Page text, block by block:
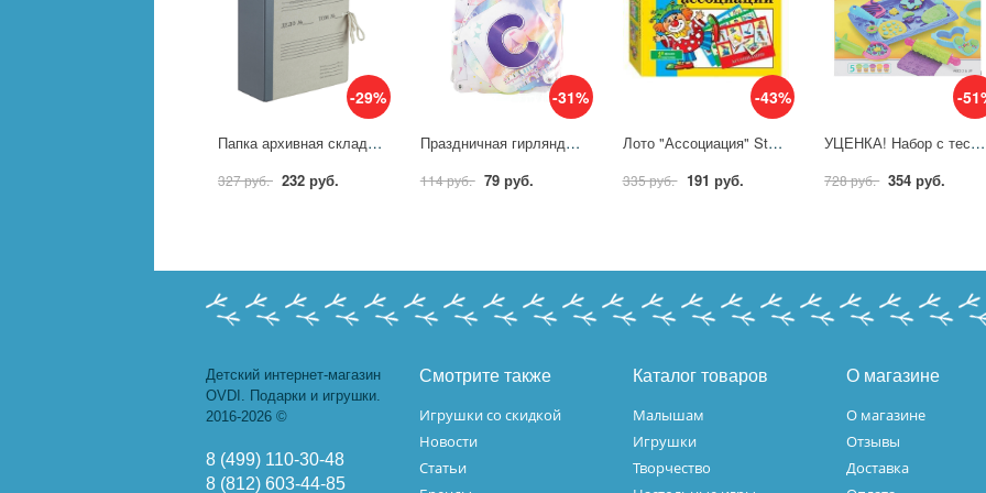
-29%
Папка архивная складная Attache 100мм корешок бумвинил 1771118
327 руб. 232 руб.
-31%
Праздничная гирлянда Единорог, 210 см. Товары для праздника BG-75077-U
114 руб. 79 руб.
-43%
Лото "Ассоциация" Step 80302
335 руб. 191 руб.
-
УЦЕНКА! Набор с тестом для лепки "Печенье" MODCLAY-129179-PD
728 руб. 354 руб.
Детский интернет-магазин
OVDI. Подарки и игрушки.
2016-2026 ©
8 (499) 110-30-48
8 (812) 603-44-85
Смотрите также
Игрушки со скидкой
Новости
Статьи
Каталог товаров
Малышам
Игрушки
Творчество
О магазине
О магазине
Отзывы
Доставка